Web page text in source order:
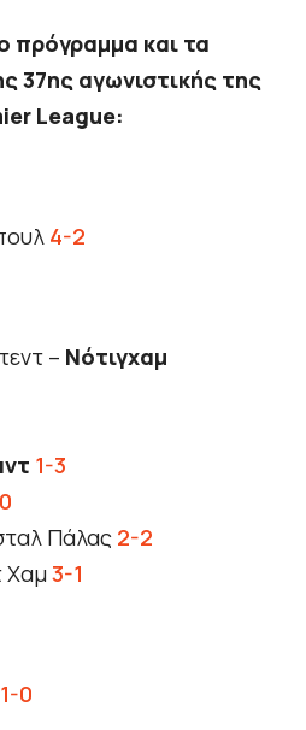
πρόγραμμα και τα
37ης αγωνιστικής της
League:
4-2
– Νότιγχαμ
1-3
Πάλας 2-2
Χαμ3-1
1-0